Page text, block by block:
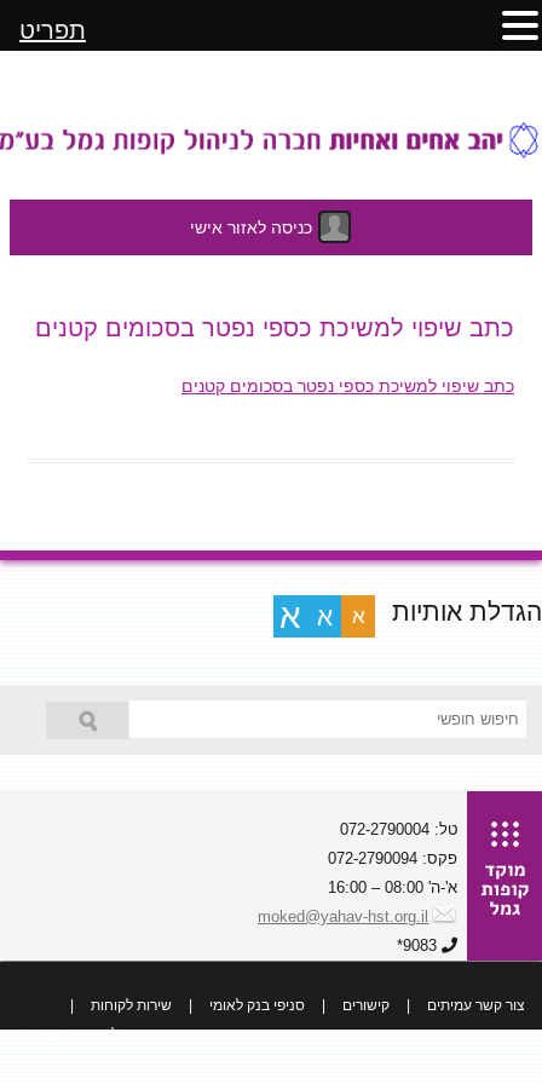
כניסה לאזור אישי
לתוכן
כתב שיפוי למשיכת כספי נפטר בסכומים קטנים
כתב שיפוי למשיכת כספי נפטר בסכומים קטנים
הגדלת אותיות א א א
טל: 072-2790004
פקס: 072-2790094
א'-ה' 08:00 – 16:00
moked@yahav-hst.org.il
9083*
צור קשר עמיתים קישורים סניפי בנק לאומי שירות לקוחות
כל הזכויות שמורות
תפריט